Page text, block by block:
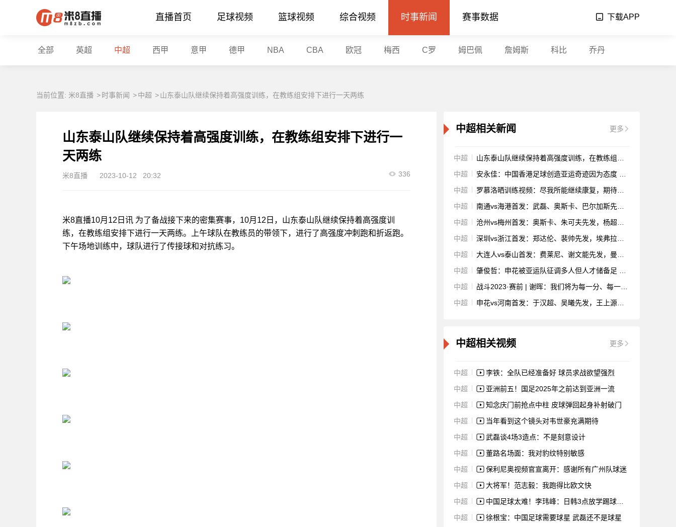
直播首页 足球视频 篮球视频 综合视频 时事新闻 赛事数据 下载APP
全部 英超 中超 西甲 意甲 德甲 NBA CBA 欧冠 梅西 C罗 姆巴佩 詹姆斯 科比 乔丹
当前位置: 米8直播 > 时事新闻 >中超 >山东泰山队继续保持着高强度训练，在教练组安排下进行一天两练
山东泰山队继续保持着高强度训练，在教练组安排下进行一
天两练
米8直播 2023-10-12 20:32 336
米8直播10月12日讯 为了备战接下来的密集赛事，10月12日，山东泰山队继续保持着高强度训
练，在教练组安排下进行一天两练。上午球队在教练员的带领下，进行了高强度冲刺跑和折返跑。
下午场地训练中，球队进行了传接球和对抗练习。 ​​​
中超相关新闻 更多
中超
山东泰山队继续保持着高强度训练，在教练组安排下进行一天两练
中超
安永佳：中国香港足球创造亚运奇迹因为态度 下一个目标是踢中超
中超
罗慕洛晒训练视频：尽我所能继续康复，期待尽快和队友并肩战斗
中超
南通vs海港首发：武磊、奥斯卡、巴尔加斯先发，罗马里奥、刘欢出战
中超
沧州vs梅州首发：奥斯卡、朱可夫先发，杨超声、康拉德出战
中超
深圳vs浙江首发：郑达伦、裴帅先发，埃弗拉、莱昂纳多出战
中超
大连人vs泰山首发：费莱尼、谢文能先发，曼佐基、曼巴出战
中超
肇俊哲：申花被亚运队征调多人但人才储备足 沧州要拿出骨气
中超
战斗2023·赛前 | 谢晖：我们将为每一分、每一个球去拼搏
中超
申花vs河南首发：于汉超、吴曦先发，王上源、黄紫昌出战
中超相关视频 更多
中超
李铁：全队已经准备好 球员求战欲望强烈
中超
亚洲前五！国足2025年之前达到亚洲一流
中超
知念庆门前抢点中柱 皮球弹回起身补射破门
中超
当年看到这个镜头对韦世豪充满期待
中超
武磊谈4场3造点：不是刻意设计
中超
董路名场面：我对豹纹特别敏感
中超
保利尼奥视频官宣离开：感谢所有广州队球迷
中超
大将军！范志毅：我跑得比欧文快
中超
中国足球太难！李玮峰：日韩3点放学踢球，我们22点还在写作业
中超
徐根宝：中国足球需要球星 武磊还不是球星